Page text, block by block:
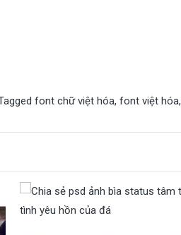
font chữ việt hóa, font việt hóa,